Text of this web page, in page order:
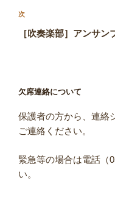
ョ
ン
次
の
次
［吹奏楽部］アンサ
欠席連絡について
保護者の方から、連絡
ご連絡ください。
緊急等の場合は電話（
い。